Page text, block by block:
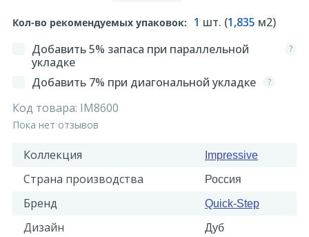
Кол-во рекомендуемых упаковок: 1 шт. (1,835 м2)
Добавить 5% запаса при параллельной
укладке
?
Добавить 7% при диагональной укладке ?
Код товара: IM8600
Пока нет отзывов
Коллекция Impressive
Страна производства Россия
Бренд Quick-Step
Дизайн Дуб